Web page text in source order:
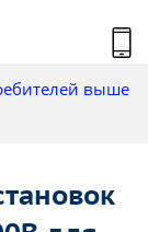
выше